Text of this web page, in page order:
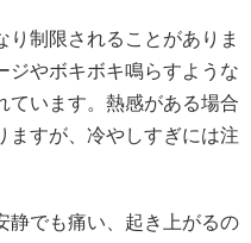
り制限されることがありま
ジやボキボキ鳴らすような
ています。熱感がある場合
ますが、冷やしすぎには注
静でも痛い、起き上がるの